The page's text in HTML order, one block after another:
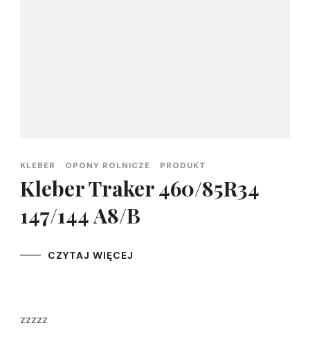
KLEBER OPONY ROLNICZE PRODUKT
Kleber Traker 460/85R34
147/144 A8/B
CZYTAJ WIĘCEJ
zzzzz